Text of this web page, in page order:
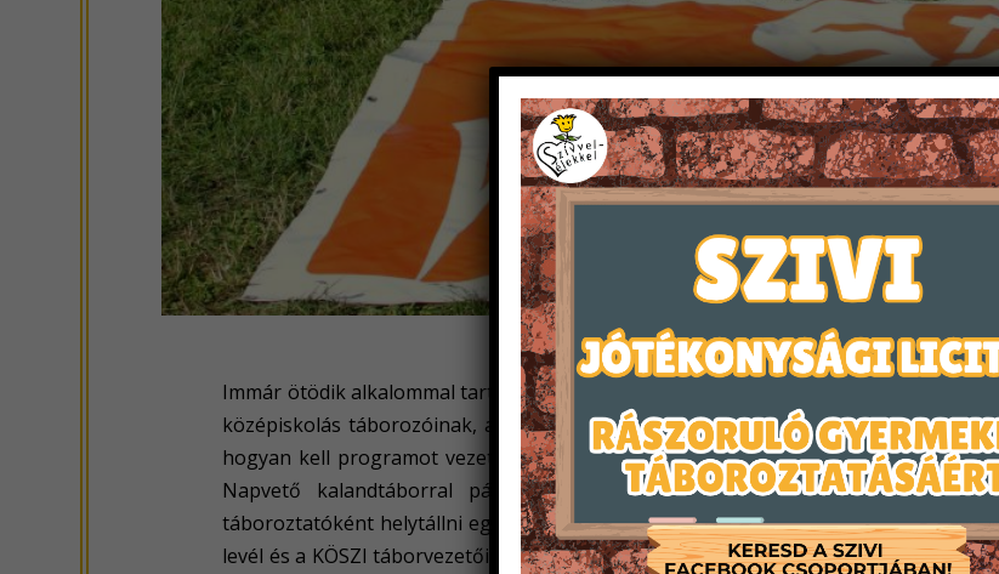
Immár ötödik alkalommal tartott Ifjúságivezető-képző tábort a Szívvel-Lélekkel a
középiskolás táborozóinak, akik később táborvezetővé kívánnak válni. A képzés
hogyan kell programot vezetni, a gyerekek felé fordulni és vezetőként egymást
Napvető kalandtáborral párhuzamosan tartottuk, mivel így itt a
táboroztatóként helytállni egy gyerekekből álló közösségben. A SZIVI
levél és a KÖSZI táborvezetőinek ajánlása alapján választottuk ki, így ők maguk is